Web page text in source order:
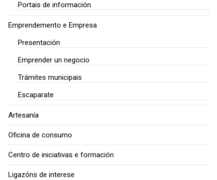
Portais de información
Emprendemento e Empresa
Presentación
Emprender un negocio
Trámites municipais
Escaparate
Artesanía
Oficina de consumo
Centro de iniciativas e formación
Ligazóns de interese